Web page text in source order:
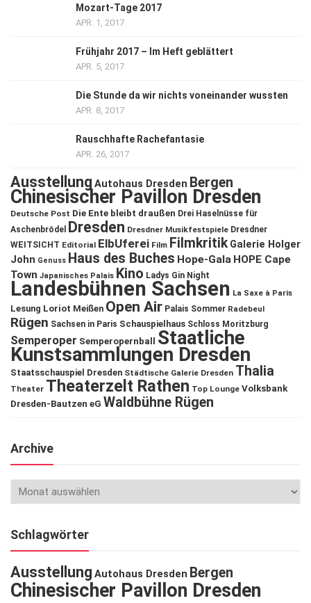
Mozart-Tage 2017
APR. 1, 2017
Frühjahr 2017 – Im Heft geblättert
APR. 5, 2017
Die Stunde da wir nichts voneinander wussten
APR. 8, 2017
Rauschhafte Rachefantasie
APR. 26, 2017
Ausstellung Autohaus Dresden Bergen
Chinesischer Pavillon Dresden
Deutsche Post Die Ente bleibt draußen Drei Haselnüsse für
Aschenbrödel
Dresden Dresdner Musikfestspiele Dresdner
WEITSICHT Editorial ElbUferei Film Filmkritik Galerie Holger
John Genuss Haus des Buches Hope-Gala HOPE Cape
Town Japanisches Palais Kino Ladys Gin Night
Landesbühnen Sachsen La Saxe à Paris
Lesung Loriot Meißen Open Air Palais Sommer Radebeul
Rügen Sachsen in Paris Schauspielhaus Schloss Moritzburg
Semperoper Semperopernball Staatliche
Kunstsammlungen Dresden
Staatsschauspiel Dresden Städtische Galerie Dresden Thalia
Theater Theaterzelt Rathen Top Lounge Volksbank
Dresden-Bautzen eG Waldbühne Rügen
Archive
Schlagwörter
Ausstellung Autohaus Dresden Bergen
Chinesischer Pavillon Dresden